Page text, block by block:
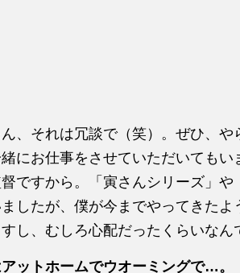
ん、それは冗談で（笑）。ぜひ、
にお仕事をさせていただいても
ですから。「寅さんシリーズ」
したが、僕が今までやってきたよ
し、むしろ心配だったくらいなん
ットホームでウオーミングで…。